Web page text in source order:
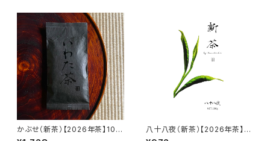
かぶせ（新茶）【2026年茶】100
g
八十八夜（新茶）【2026年茶】10
0g